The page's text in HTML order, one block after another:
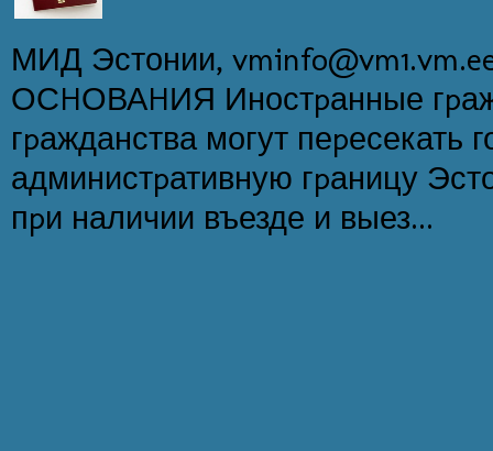
МИД Эстонии,
ОСHОВАHИЯ Иностpанные
гpажданства могут пеpесекать
администpативную гpаницу
пpи наличии въезде и выез...